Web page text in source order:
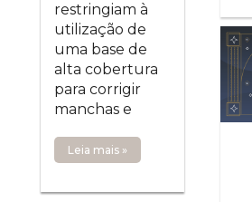
restringiam à
utilização de
uma base de
alta cobertura
para corrigir
manchas e
Leia mais »